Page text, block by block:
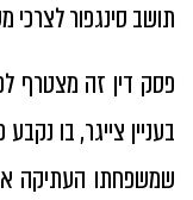
תושב סינגפור לצרכי
פסק דין זה מצטרף
בעניין צייגר, בו
שמשפחתו העתיקה